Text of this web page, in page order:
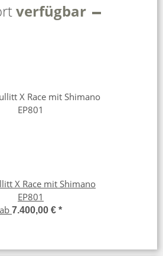
verfügbar
X Race mit Shimano
EP801
ab 7.400,00 € *